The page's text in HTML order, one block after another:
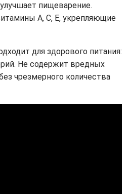
пищеварение.
A, C, E, укрепляющие
для здорового питания:
Не содержит вредных
чрезмерного количества